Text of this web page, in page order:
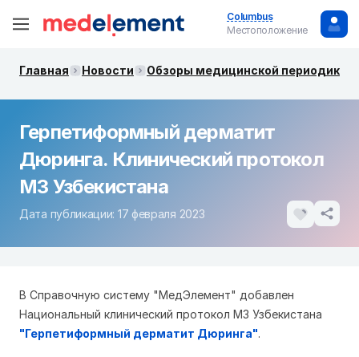
Columbus
Местоположение
Главная Новости Обзоры медицинской периодики.
Герпетиформный дерматит
Дюринга. Клинический протокол
МЗ Узбекистана
Дата публикации: 17 февраля 2023
В Справочную систему "МедЭлемент" добавлен
Национальный клинический протокол МЗ Узбекистана
"Герпетиформный дерматит Дюринга".